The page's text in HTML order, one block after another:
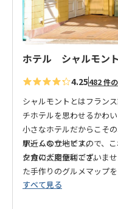
ホテル シャルモント
4.25482 件
シャルモントとはフラン
チホテルを思わせるかわい
駅近くの立地ですので、
た方に大変便利です。
小さなホテルだからこそ
ホームなサービス。
夕食のご用意はございま
た手作りのグルメマップを
すべて見る